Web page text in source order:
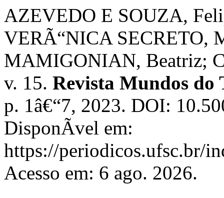
AZEVEDO E SOUZA,
VERÃ“NICA SECRETO,
MAMIGONIAN, Beatriz;
v. 15. Revista Mundos do
p. 1â€“7, 2023. DOI:
DisponÃ­vel em:
https://periodicos.ufsc.br/
Acesso em: 6 ago. 2026.